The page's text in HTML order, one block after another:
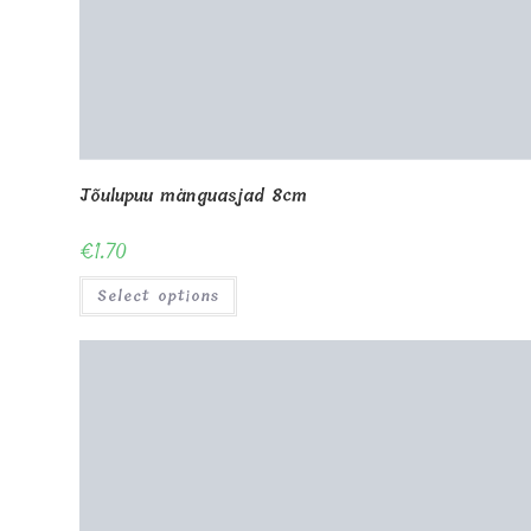
Jõulupuu mänguasjad 8cm
€1.70
Select options